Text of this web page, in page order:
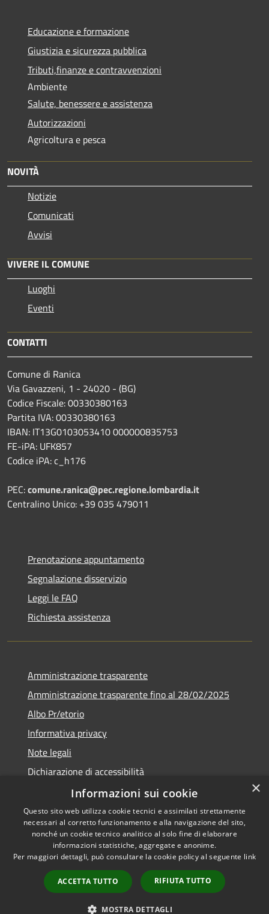
Educazione e formazione
Giustizia e sicurezza pubblica
Tributi,finanze e contravvenzioni
Ambiente
Salute, benessere e assistenza
Autorizzazioni
Agricoltura e pesca
NOVITÀ
Notizie
Comunicati
Avvisi
VIVERE IL COMUNE
Luoghi
Eventi
CONTATTI
Comune di Ranica
Via Gavazzeni, 1 - 24020 - (BG)
Codice Fiscale: 00330380163
Partita IVA: 00330380163
IBAN: IT13G0103053410 000000835753
FE-iPA: UFK857
Codice iPA: c_h176
PEC:comune.ranica@pec.regione.lombardia.it
Centralino Unico: +39 035 479011
Prenotazione appuntamento
Segnalazione disservizio
Leggi le FAQ
Richiesta assistenza
Amministrazione trasparente
Amministrazione trasparente fino al 28/02/2025
Albo Pr/etorio
Informativa privacy
Note legali
Dichiarazione di accessibilità
Obiettivi di accessibilità
RSS
Accessibilità
Copyright © 2026 • Comune di
Municipium•
Accesso
redazione
×
Informazioni sui cookie
Questo sito web utilizza cookie tecnici e assimilati strettamente
necessari al corretto funzionamento e alla navigazione del sito,
nonché un cookie tecnico analitico al solo fine di elaborare
informazioni statistiche, aggregate e anonime.
Per maggiori dettagli, può consultare la cookie policy al seguente link
ACCETTA TUTTO RIFIUTA TUTTO
MOSTRA DETTAGLI